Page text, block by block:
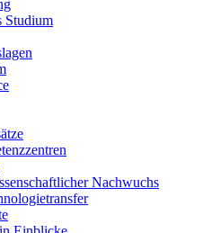
Studium
Nachwuchs